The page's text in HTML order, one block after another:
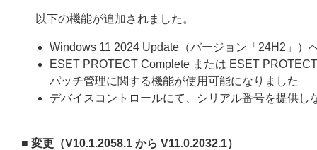
以下の機能が追加されました。
Windows 11 2024 Update（バージョン「24H2」）
ESET PROTECT Complete または ESET
パッチ管理に関する機能が使用可能になりました
デバイスコントロールにて、シリアル番号を提供
■ 変更（V10.1.2058.1 から V11.0.2032.1）